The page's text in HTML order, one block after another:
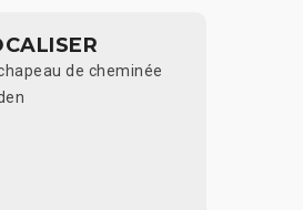
de cheminée